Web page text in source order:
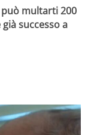
multarti 200
successo a